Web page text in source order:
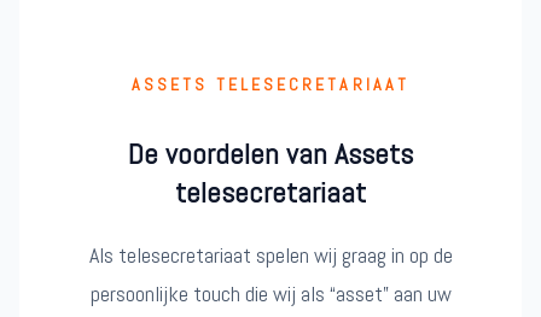
ASSETS TELESECRETARIAAT
De voordelen van Assets
telesecretariaat
Als telesecretariaat spelen wij graag in op de
persoonlijke touch die wij als “asset” aan uw